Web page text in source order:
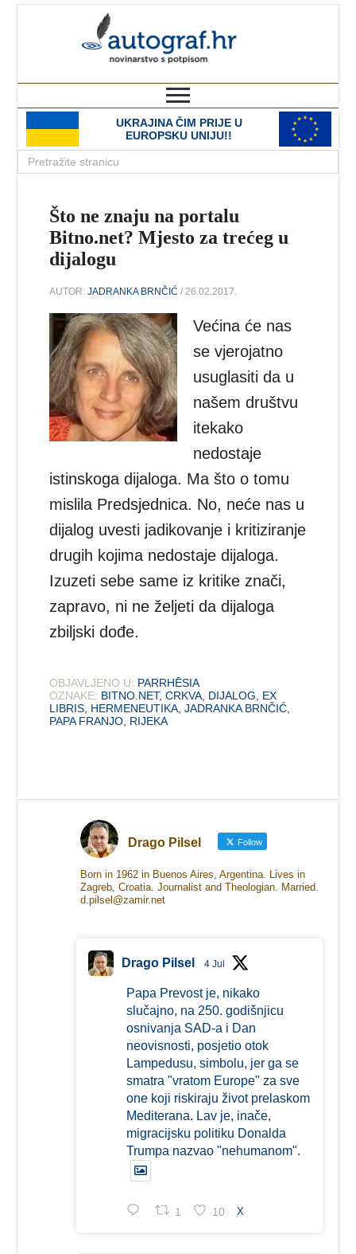
UKRAJINA ČIM PRIJE U
EUROPSKU UNIJU!!
Što ne znaju na portalu
Bitno.net? Mjesto za trećeg u
dijalogu
AUTOR:JADRANKA BRNČIĆ / 26.02.2017.
Većina će nas
se vjerojatno
usuglasiti da u
našem društvu
itekako
nedostaje
istinskoga dijaloga. Ma što o tomu
mislila Predsjednica. No, neće nas u
dijalog uvesti jadikovanje i kritiziranje
drugih kojima nedostaje dijaloga.
Izuzeti sebe same iz kritike znači,
zapravo, ni ne željeti da dijaloga
zbiljski dođe.
OBJAVLJENO U: PARRHĒSIA
OZNAKE: BITNO.NET,CRKVA DIJALOG
EX
LIBRIS HERMENEUTIKA ,JADRANKA BRNČIĆ
PAPA FRANJO RIJEKA
Drago Pilsel Follow
Born in 1962 in Buenos Aires, Argentina. Lives in
Zagreb, Croatia. Journalist and Theologian. Married.
d.pilsel@zamir.net
Drago Pilsel 4 Jul
Papa Prevost je, nikako
slučajno, na 250. godišnjicu
osnivanja SAD-a i Dan
neovisnosti, posjetio otok
Lampedusu, simbolu, jer ga se
smatra "vratom Europe" za sve
one koji riskiraju život prelaskom
Mediterana. Lav je, inače,
migracijsku politiku Donalda
Trumpa nazvao "nehumanom".
1 10 X